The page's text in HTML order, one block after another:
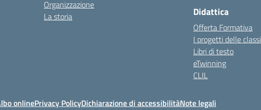
Organizzazione
La storia
Didattica
Offerta Formativa
I progetti delle classi
Libri di testo
eTwinning
CLIL
onlinePrivacy PolicyDichiarazione di accessibilitàNote legali